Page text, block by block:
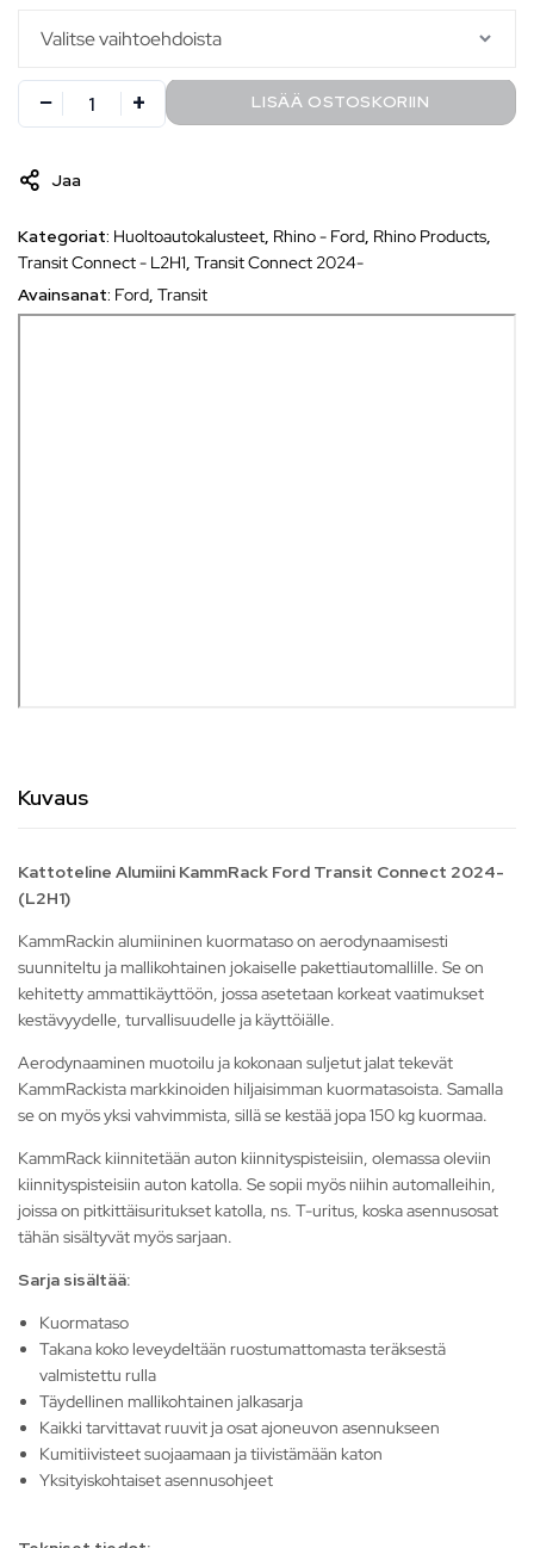
LISÄÄ OSTOSKORIIN
Jaa
Kategoriat: Huoltoautokalusteet, Rhino - Ford, Rhino Products,
Transit Connect - L2H1, Transit Connect 2024-
Avainsanat: Ford, Transit
Kuvaus
Kattoteline Alumiini KammRack Ford Transit Connect 2024-
(L2H1)
KammRackin alumiininen kuormataso on aerodynaamisesti
suunniteltu ja mallikohtainen jokaiselle pakettiautomallille. Se on
kehitetty ammattikäyttöön, jossa asetetaan korkeat vaatimukset
kestävyydelle, turvallisuudelle ja käyttöiälle.
Aerodynaaminen muotoilu ja kokonaan suljetut jalat tekevät
KammRackista markkinoiden hiljaisimman kuormatasoista. Samalla
se on myös yksi vahvimmista, sillä se kestää jopa 150 kg kuormaa.
KammRack kiinnitetään auton kiinnityspisteisiin, olemassa oleviin
kiinnityspisteisiin auton katolla. Se sopii myös niihin automalleihin,
joissa on pitkittäisuritukset katolla, ns. T-uritus, koska asennusosat
tähän sisältyvät myös sarjaan.
Sarja sisältää:
Kuormataso
Takana koko leveydeltään ruostumattomasta teräksestä
valmistettu rulla
Täydellinen mallikohtainen jalkasarja
Kaikki tarvittavat ruuvit ja osat ajoneuvon asennukseen
Kumitiivisteet suojaamaan ja tiivistämään katon
Yksityiskohtaiset asennusohjeet